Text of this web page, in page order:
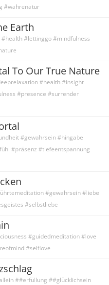
#wahrenatur
Earth
#lettinggo #mindfulness
To Our True Nature
#health #insight
#presence #surrender
#gewahrsein #hingabe
#präsenz #tiefeentspannung
#gewahrsein #liebe
#selbstliebe
#guidedmeditation #love
#selflove
##erfüllung ##glücklichsein